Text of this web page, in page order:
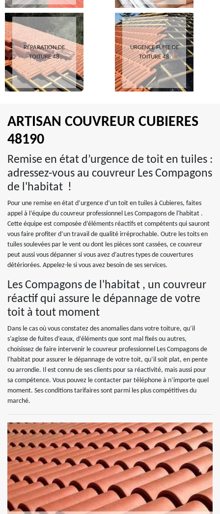
RÉPARATION DE
TOITURE 48
URGENCE FUITE DE
TOITURE 48
ARTISAN COUVREUR CUBIERES
48190
Remise en état d’urgence de toit en tuiles :
adressez-vous au couvreur Les Compagons
de l'habitat !
Pour une remise en état d’urgence d’un toit en tuiles à Cubieres, faites
appel à l’équipe du couvreur professionnel Les Compagons de l'habitat .
Cette équipe est composée d’éléments réactifs et compétents qui sauront
vous faire profiter d’un travail de qualité irréprochable. Outre les toits en
tuiles soulevées par le vent ou dont les pièces sont cassées, ce couvreur
peut aussi vous dépanner si vous avez d’autres types de couvertures
détériorées. Appelez-le si vous avez besoin de ses services.
Les Compagons de l'habitat , un couvreur
réactif qui assure le dépannage de votre
toit à tout moment
Dans le cas où vous constatez des anomalies dans votre toiture, qu’il
s’agisse de fuites d’eaux, d’éléments que sont mal fixés ou autres,
choisissez de faire intervenir le couvreur professionnel Les Compagons de
l'habitat pour assurer le dépannage de votre toit, qu’il soit plat, en pente
ou arrondie. Il est connu de ses clients pour sa réactivité, mais aussi pour
sa compétence. Vous pouvez le contacter par téléphone à n’importe quel
moment. Ses conditions tarifaires sont parmi les plus compétitives du
marché.